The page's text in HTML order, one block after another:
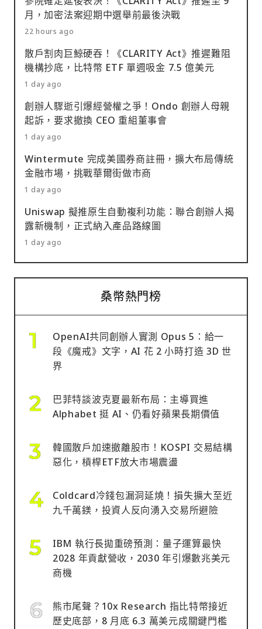
月，加密法案迎期中選舉前最後決戰
22 hours ago
散戶割肉巨鯨硬吞！《CLARITY Act》推遲難阻
機構抄底，比特幣 ETF 單週吸金 7.5 億美元
1 day ago
創辦人驟逝引爆經營權之爭！Ondo 創辦人母親
起訴，要求撤換 CEO 重組董事會
1 day ago
Wintermute 完成美國券商註冊，擴大布局傳統
金融市場，挑戰華爾街做市商
1 day ago
Uniswap 擬推原生自動複利功能：聯合創辦人揭
露新機制，正式納入產品路線圖
1 day ago
桑幣熱門榜
OpenAI共同創辦人實測 Opus 5：給一
段《魔戒》文字，AI 花 2 小時打造 3D 世
界
巴菲特談波克夏最新布局：主導買進
Alphabet 挺 AI、仍看好蘋果長期價值
韓國散戶加速撤離股市！KOSPI 交易結構
惡化，槓桿ETF放大市場震盪
Coldcard冷錢包漏洞延燒！損失擴大至近
九千萬鎂，投資人反向湧入交易所避險
IBM 執行長拋重磅預測：量子運算最快
2028 年貢獻營收，2030 年引爆數兆美元
商機
熊市尾聲？10x Research 指比特幣接近
歷史底部，8 月底 6.3 萬美元成關鍵門檻